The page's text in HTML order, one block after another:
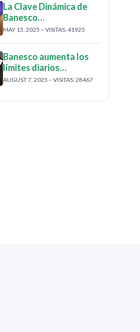
La Clave Dinámica de
Banesco…
MAY 13, 2025 – VISITAS: 41925
Banesco aumenta los
límites diarios…
AUGUST 7, 2025 – VISITAS: 28467